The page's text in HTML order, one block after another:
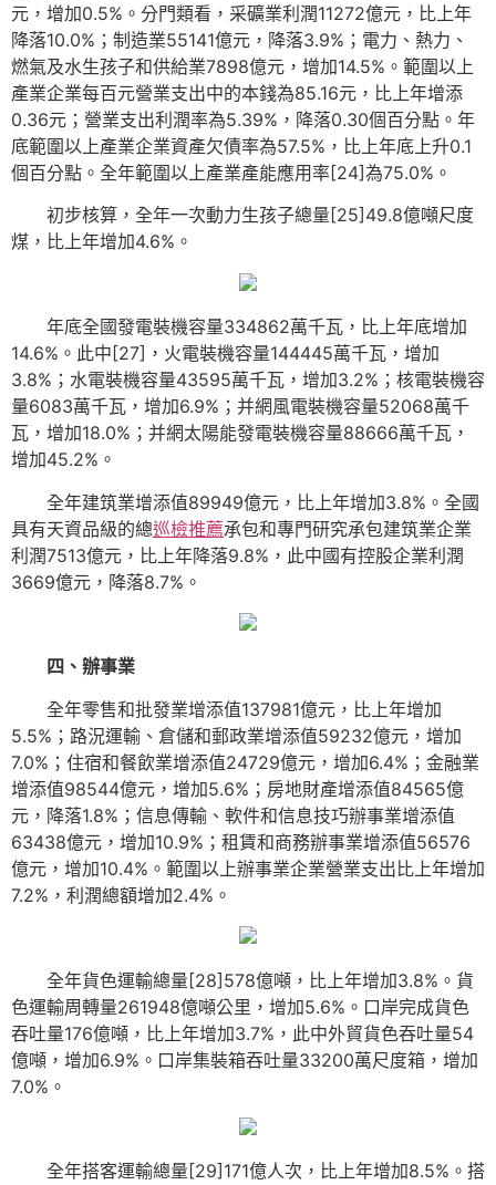
元，增加0.5%。分門類看，采礦業利潤11272億元，比上年
降落10.0%；制造業55141億元，降落3.9%；電力、熱力、
燃氣及水生孩子和供給業7898億元，增加14.5%。範圍以上
產業企業每百元營業支出中的本錢為85.16元，比上年增添
0.36元；營業支出利潤率為5.39%，降落0.30個百分點。年
底範圍以上產業企業資產欠債率為57.5%，比上年底上升0.1
個百分點。全年範圍以上產業產能應用率[24]為75.0%。
初步核算，全年一次動力生孩子總量[25]49.8億噸尺度
煤，比上年增加4.6%。
年底全國發電裝機容量334862萬千瓦，比上年底增加
14.6%。此中[27]，火電裝機容量144445萬千瓦，增加
3.8%；水電裝機容量43595萬千瓦，增加3.2%；核電裝機容
量6083萬千瓦，增加6.9%；并網風電裝機容量52068萬千
瓦，增加18.0%；并網太陽能發電裝機容量88666萬千瓦，
增加45.2%。
全年建筑業增添值89949億元，比上年增加3.8%。全國
具有天資品級的總巡檢推薦承包和專門研究承包建筑業企業
利潤7513億元，比上年降落9.8%，此中國有控股企業利潤
3669億元，降落8.7%。
四、辦事業
全年零售和批發業增添值137981億元，比上年增加
5.5%；路況運輸、倉儲和郵政業增添值59232億元，增加
7.0%；住宿和餐飲業增添值24729億元，增加6.4%；金融業
增添值98544億元，增加5.6%；房地財產增添值84565億
元，降落1.8%；信息傳輸、軟件和信息技巧辦事業增添值
63438億元，增加10.9%；租賃和商務辦事業增添值56576
億元，增加10.4%。範圍以上辦事業企業營業支出比上年增加
7.2%，利潤總額增加2.4%。
全年貨色運輸總量[28]578億噸，比上年增加3.8%。貨
色運輸周轉量261948億噸公里，增加5.6%。口岸完成貨色
吞吐量176億噸，比上年增加3.7%，此中外貿貨色吞吐量54
億噸，增加6.9%。口岸集裝箱吞吐量33200萬尺度箱，增加
7.0%。
全年搭客運輸總量[29]171億人次，比上年增加8.5%。搭